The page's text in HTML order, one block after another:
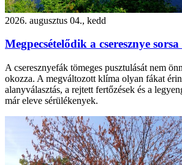
2026. augusztus 04., kedd
Megpecsételődik a cseresznye
A cseresznyefák tömeges pusztulását nem
okozza. A megváltozott klíma olyan fákat
alanyválasztás, a rejtett fertőzések és a
már eleve sérülékenyek.